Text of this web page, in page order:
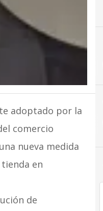
adoptado por la
comercio
nueva medida
en
de